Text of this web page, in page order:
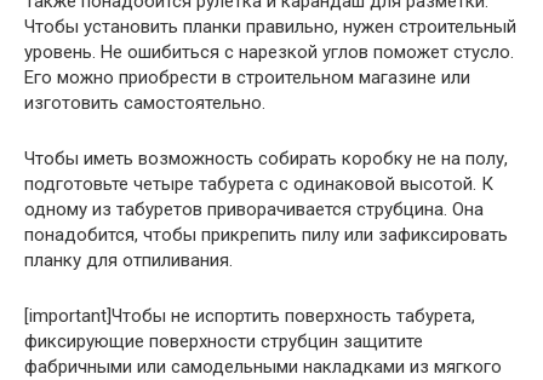
Чтобы установить планки правильно, нужен строительный
уровень. Не ошибиться с нарезкой углов поможет стусло.
Его можно приобрести в строительном магазине или
изготовить самостоятельно.
Чтобы иметь возможность собирать коробку не на полу,
подготовьте четыре табурета с одинаковой высотой. К
одному из табуретов приворачивается струбцина. Она
понадобится, чтобы прикрепить пилу или зафиксировать
планку для отпиливания.
[important]Чтобы не испортить поверхность табурета,
фиксирующие поверхности струбцин защитите
фабричными или самодельными накладками из мягкого